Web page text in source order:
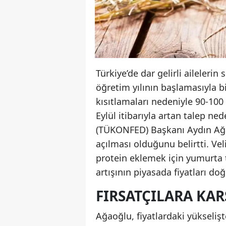
Türkiye’de dar gelirli ailelerin
öğretim yılının başlamasıyla
kısıtlamaları nedeniyle 90-
Eylül itibarıyla artan talep
(TÜKONFED) Başkanı Aydın
açılması olduğunu belirtti.
protein eklemek için yumurta
artışının piyasada fiyatları
FIRSATÇILARA
Ağaoğlu, fiyatlardaki